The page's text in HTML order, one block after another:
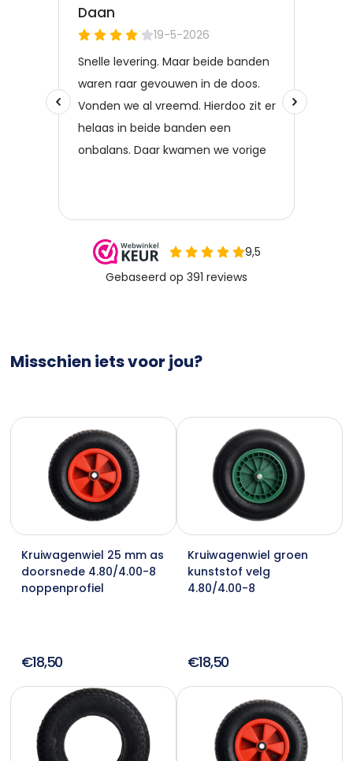
Misschien iets voor jou?
Kruiwagenwiel 25 mm as
doorsnede 4.80/4.00-8
noppenprofiel
€18,50
Kruiwagenwiel groen
kunststof velg
4.80/4.00-8
€18,50